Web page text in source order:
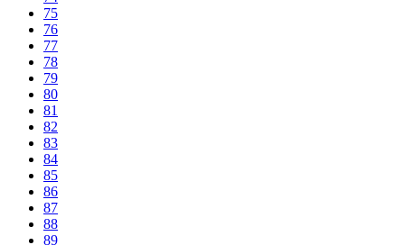
75
76
77
78
79
80
81
82
83
84
85
86
87
88
89